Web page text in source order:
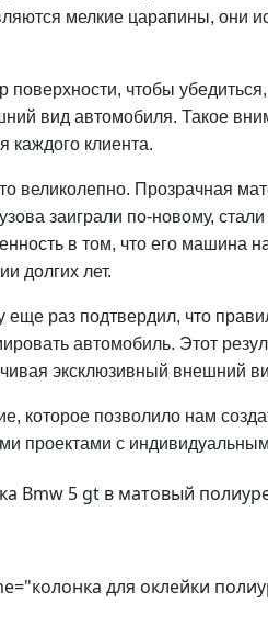
мелкие царапины, они
чтобы убедиться,
вид автомобиля. Такое
каждого клиента.
великолепно. Прозрачная
заиграли по-новому,
в том, что его машина
долгих лет.
раз подтвердил, что
автомобиль. Этот
эксклюзивный внешний
которое позволило нам
проектами с
Bmw 5 gt в матовый
для оклейки